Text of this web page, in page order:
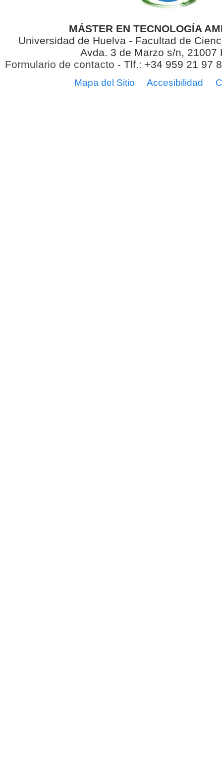
MÁSTER EN TECNOLOGÍA
Universidad de Huelva - Facultad de
Avda. 3 de Marzo s/n, 21007
Formulario de contacto - Tlf.: +34 959 21 97
Mapa del Sitio Accesibilidad